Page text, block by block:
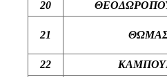
20
21
22